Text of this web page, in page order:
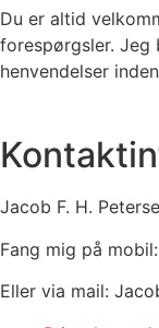
Du er altid
forespørgsler.
henvendelser
Jacob F. H.
Fang mig på
Eller via mail: